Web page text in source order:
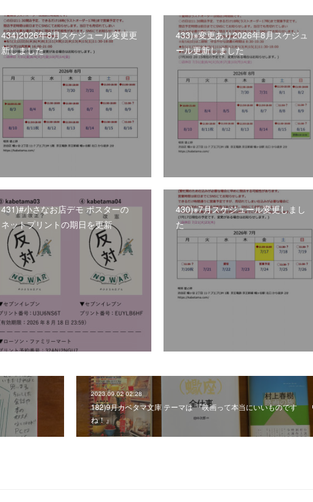
434)2026年8月スケジュール変更更
新しました
433)※変更あり2026年8月スケジュ
ール更新しました
431)#小さなお店デモ ポスターの
ネットプリントの期日を更新
430)※7月スケジュール変更しまし
た
2023.09.02 02:28
182)9月カベタマ文庫 テーマは 『映画って本当にいいものです
ね！』